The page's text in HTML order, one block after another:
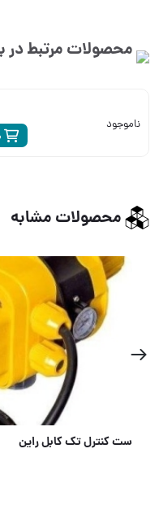
محصولات مرتبط در
ناموجود
محصولات مشابه
ست کنترل تک کابل راین